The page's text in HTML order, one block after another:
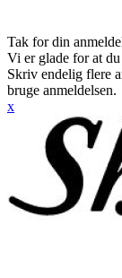
Tak for din
Vi er glade for at
Skriv endelig flere
bruge anmeldelsen.
x